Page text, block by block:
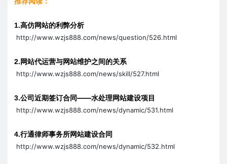
1.高仿网站的利弊分析
http://www.wzjs888.com/news/question/526.html
2.网站代运营与网站维护之间的关系
http://www.wzjs888.com/news/skill/527.html
3.公司近期签订合同——水处理网站建设项目
http://www.wzjs888.com/news/dynamic/531.html
4.行通律师事务所网站建设合同
http://www.wzjs888.com/news/dynamic/532.html